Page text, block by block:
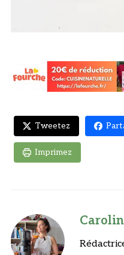
Tweetez
Imprimez